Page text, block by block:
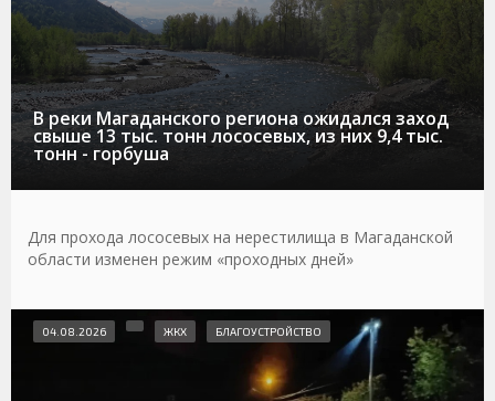
В реки Магаданского региона ожидался заход
свыше 13 тыс. тонн лососевых, из них 9,4 тыс.
тонн - горбуша
Для прохода лососевых на нерестилища в Магаданской
области изменен режим «проходных дней»
04.08.2026 ЖКХ БЛАГОУСТРОЙСТВО